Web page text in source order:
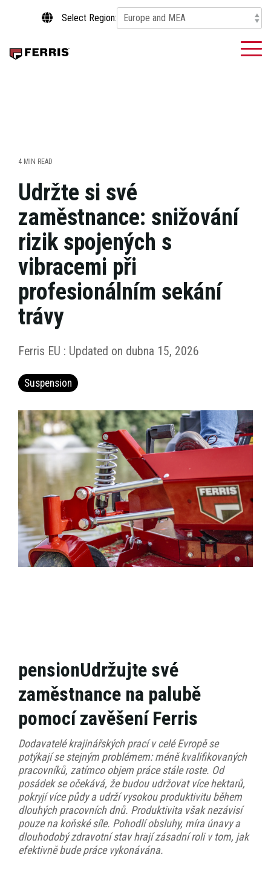
main
Select Region:
4 MIN READ
Udržte si své
zaměstnance: snižování
rizik spojených s
vibracemi při
profesionálním sekání
trávy
Ferris EU : Updated on dubna 15, 2026
Suspension
pensionUdržujte své
zaměstnance na palubě
pomocí zavěšení Ferris
Dodavatelé krajinářských prací v celé Evropě se
potýkají se stejným problémem: méně kvalifikovaných
pracovníků, zatímco objem práce stále roste. Od
posádek se očekává, že budou udržovat více hektarů,
pokryjí více půdy a udrží vysokou produktivitu během
dlouhých pracovních dnů. Produktivita však nezávisí
pouze na koňské síle. Pohodlí obsluhy, míra únavy a
dlouhodobý zdravotní stav hrají zásadní roli v tom, jak
efektivně bude práce vykonávána.